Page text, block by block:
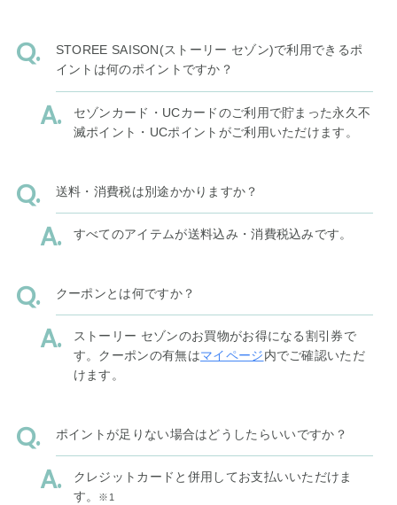
STOREE SAISON(ストーリー セゾン)で利用できるポ
イントは何のポイントですか？
セゾンカード・UCカードのご利用で貯まった永久不
滅ポイント・UCポイントがご利用いただけます。
送料・消費税は別途かかりますか？
すべてのアイテムが送料込み・消費税込みです。
クーポンとは何ですか？
ストーリー セゾンのお買物がお得になる割引券で
す。クーポンの有無はマイページ内でご確認いただ
けます。
ポイントが足りない場合はどうしたらいいですか？
クレジットカードと併用してお支払いいただけま
す。
※1